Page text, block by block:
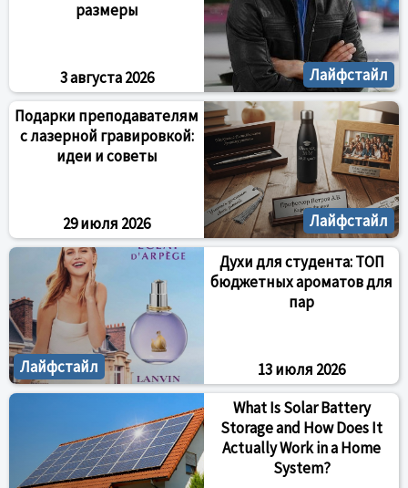
Лайфстайл
размеры
3 августа 2026
Лайфстайл
Подарки преподавателям
с лазерной гравировкой:
идеи и советы
29 июля 2026
Лайфстайл
Духи для студента: ТОП
бюджетных ароматов для
пар
13 июля 2026
What Is Solar Battery
Storage and How Does It
Actually Work in a Home
System?